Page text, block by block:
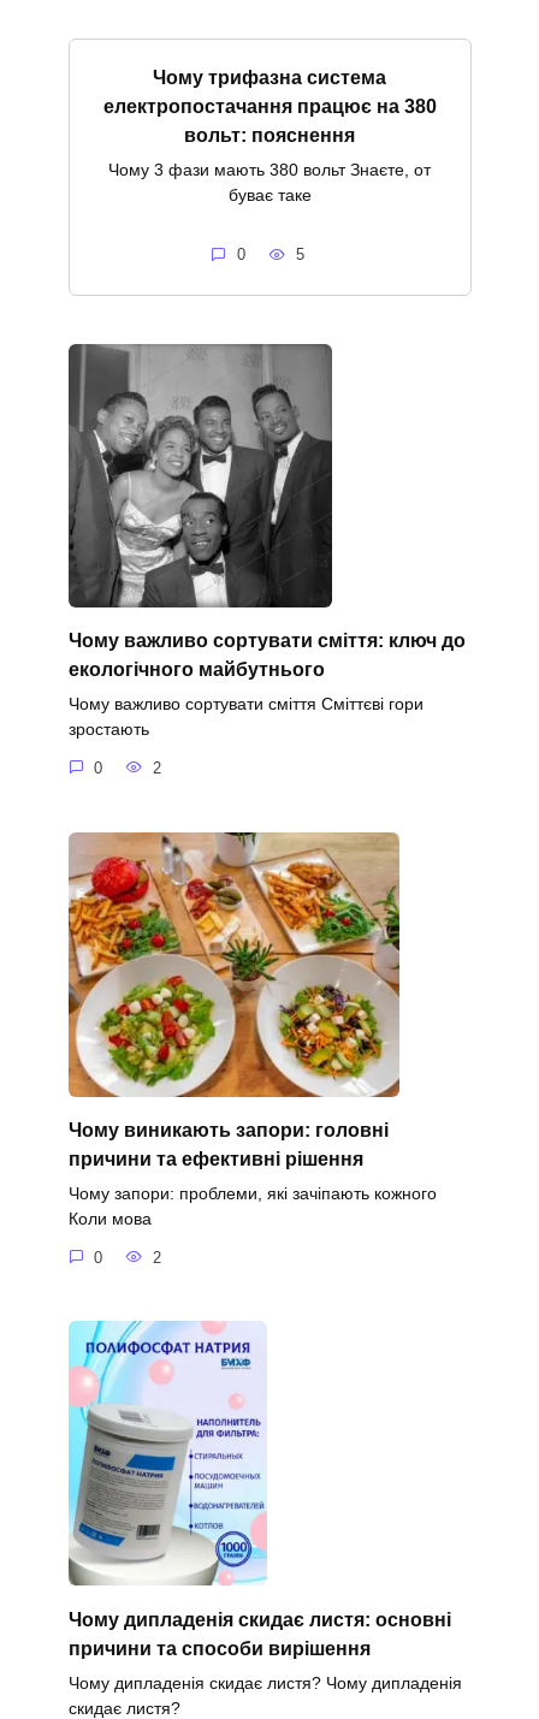
Чому трифазна система
електропостачання працює на 380
вольт: пояснення
Чому 3 фази мають 380 вольт Знаєте, от
буває таке
0 5
Чому важливо сортувати сміття: ключ до
екологічного майбутнього
Чому важливо сортувати сміття Сміттєві гори
зростають
0 2
Чому виникають запори: головні
причини та ефективні рішення
Чому запори: проблеми, які зачіпають кожного
Коли мова
0 2
Чому дипладенія скидає листя: основні
причини та способи вирішення
Чому дипладенія скидає листя? Чому дипладенія
скидає листя?